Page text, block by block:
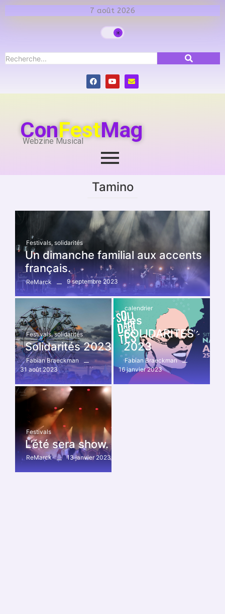
7 août 2026
ConFestMag
Webzine Musical
Tamino
Festivals, solidarités
Un dimanche familial aux accents
français.
ReMarck 9 septembre 2023
Festivals, solidarités
Solidarités 2023
Fabian Braeckman
31 août 2023
calendrier
Les
SOLIDARITES
2023
Fabian Braeckman
16 janvier 2023
Festivals
L’été sera show.
ReMarck 13 janvier 2023